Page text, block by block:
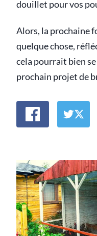
douillet pour vos
Alors, la prochaine
quelque chose,
cela pourrait bien
prochain projet de